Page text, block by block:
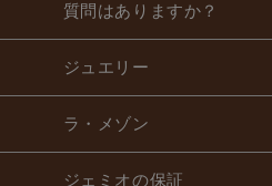
質問はありますか？
ジュエリー
ラ・メゾン
ジェミオの保証